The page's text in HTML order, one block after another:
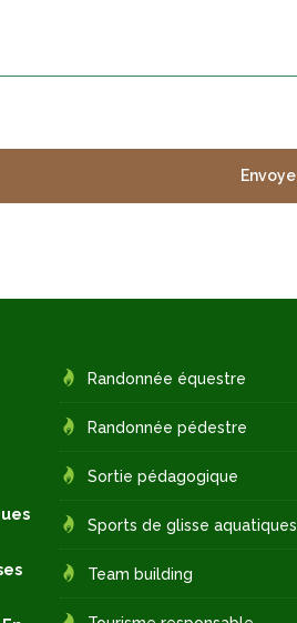
Randonnée équestre
Randonnée pédestre
Sortie pédagogique
Sports de glisse aquatiques
Team building